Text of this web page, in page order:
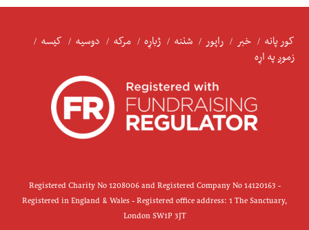
کور پانه خبر راپور شننه ژباړه مرکه دوسیه
کیسه
زموږ په اړه
Registered Charity No 1208006 and Registered Company No 14120163 -
Registered in England & Wales - Registered office address: 1 The Sanctuary,
London SW1P 3JT